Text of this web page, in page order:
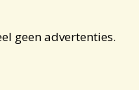
geen advertenties.